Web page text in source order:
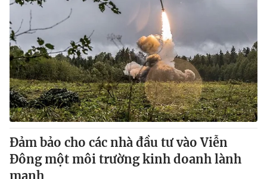
Đảm bảo cho các nhà đầu tư vào Viễn
Đông một môi trường kinh doanh lành
mạnh